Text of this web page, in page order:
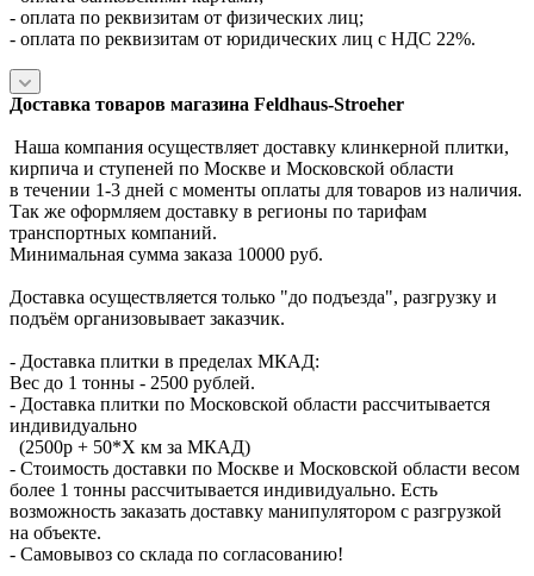
- оплата по реквизитам от физических лиц;
- оплата по реквизитам от юридических лиц с НДС 22%.
Доставка товаров магазина Feldhaus-Stroeher
Наша компания осуществляет доставку клинкерной плитки,
кирпича и ступеней по Москве и Московской области
в течении 1-3 дней с моменты оплаты для товаров из наличия.
Так же оформляем доставку в регионы по тарифам
транспортных компаний.
Минимальная сумма заказа 10000 руб.
Доставка осуществляется только "до подъезда", разгрузку и
подъём организовывает заказчик.
- Доставка плитки в пределах МКАД:
Вес до 1 тонны - 2500 рублей.
- Доставка плитки по Московской области рассчитывается
индивидуально
(2500р + 50*X км за МКАД)
- Стоимость доставки по Москве и Московской области весом
более 1 тонны рассчитывается индивидуально. Есть
возможность заказать доставку манипулятором с разгрузкой
на объекте.
- Самовывоз со склада по согласованию!